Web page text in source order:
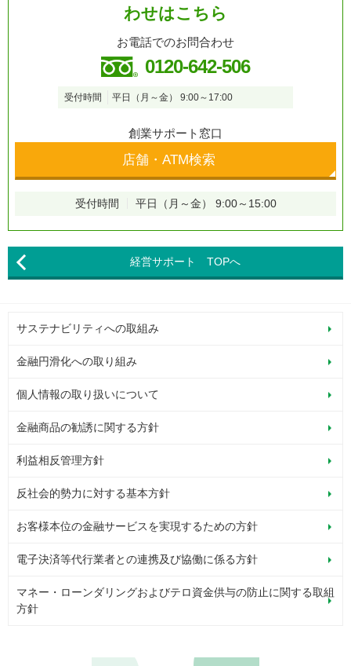
わせはこちら
お電話でのお問合わせ
0120-642-506
受付時間 平日（月～金） 9:00～17:00
創業サポート窓口
店舗・ATM検索
受付時間 平日（月～金） 9:00～15:00
経営サポート TOPへ
サステナビリティへの取組み
金融円滑化への取り組み
個人情報の取り扱いについて
金融商品の勧誘に関する方針
利益相反管理方針
反社会的勢力に対する基本方針
お客様本位の金融サービスを実現するための方針
電子決済等代行業者との連携及び協働に係る方針
マネー・ローンダリングおよびテロ資金供与の防止に関する取組
方針